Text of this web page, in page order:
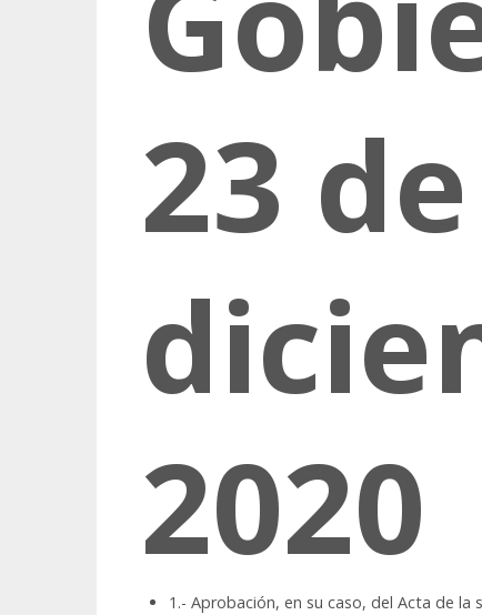
23 de
2020
1.- Aprobación, en su caso, del Acta de la